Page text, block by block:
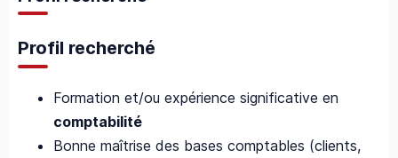
Profil recherché
Formation et/ou expérience significative en
comptabilité
Bonne maîtrise des bases comptables (clients,